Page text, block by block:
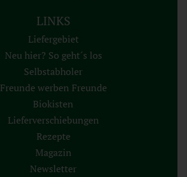
LINKS
Liefergebiet
Neu hier? So geht´s los
Selbstabholer
Freunde werben Freunde
Biokisten
Lieferverschiebungen
Rezepte
Magazin
Newsletter